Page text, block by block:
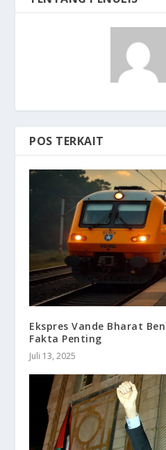
POS TERKAIT
Ekspres Vande Bharat
Fakta Penting
Juli 13, 2025